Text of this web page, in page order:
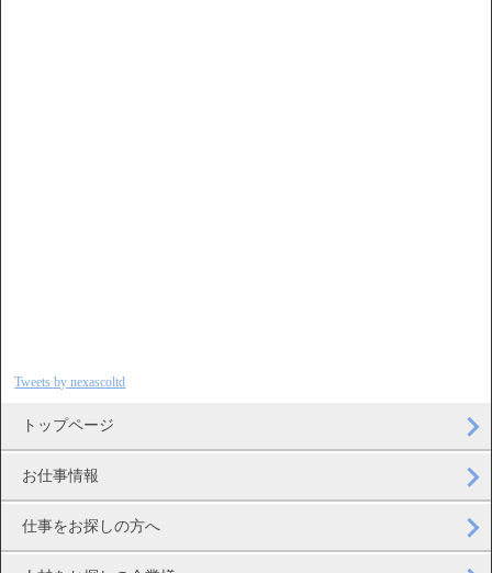
Tweets by nexascoltd
トップページ
お仕事情報
仕事をお探しの方へ